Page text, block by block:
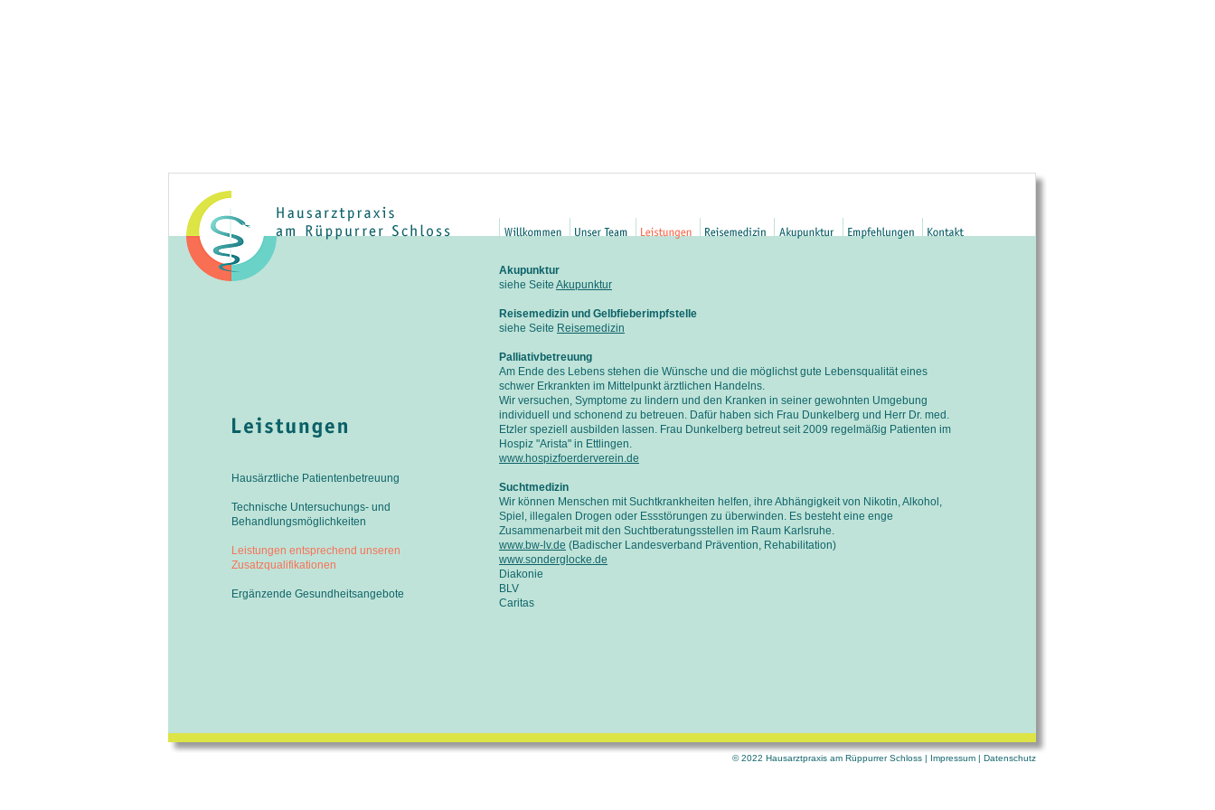
Hausärztliche Patientenbetreuung
Technische Untersuchungs- und
Behandlungsmöglichkeiten
Leistungen entsprechend unseren
Zusatzqualifikationen
Ergänzende Gesundheitsangebote
Akupunktur
siehe Seite Akupunktur
Reisemedizin und Gelbfieberimpfstelle
siehe Seite Reisemedizin
Palliativbetreuung
Am Ende des Lebens stehen die Wünsche und die möglichst gute Lebensqualität eines
schwer Erkrankten im Mittelpunkt ärztlichen Handelns.
Wir versuchen, Symptome zu lindern und den Kranken in seiner gewohnten Umgebung
individuell und schonend zu betreuen. Dafür haben sich Frau Dunkelberg und Herr Dr. med.
Etzler speziell ausbilden lassen. Frau Dunkelberg betreut seit 2009 regelmäßig Patienten im
Hospiz "Arista" in Ettlingen.
www.hospizfoerderverein.de
Suchtmedizin
Wir können Menschen mit Suchtkrankheiten helfen, ihre Abhängigkeit von Nikotin, Alkohol,
Spiel, illegalen Drogen oder Essstörungen zu überwinden. Es besteht eine enge
Zusammenarbeit mit den Suchtberatungsstellen im Raum Karlsruhe.
www.bw-lv.de (Badischer Landesverband Prävention, Rehabilitation)
www.sonderglocke.de
Diakonie
BLV
Caritas
© 2022 Hausarztpraxis am Rüppurrer Schloss | Impressum | Datenschutz